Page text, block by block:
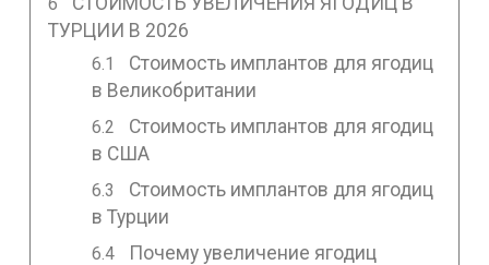
ТУРЦИИ В 2026
Стоимость имплантов для ягодиц
в Великобритании
Стоимость имплантов для ягодиц
в США
Стоимость имплантов для ягодиц
в Турции
Почему увеличение ягодиц